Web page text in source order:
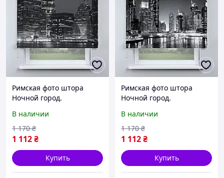
Римская фото штора
Ночной город.
В наличии
1 112₴
1 170 ₴
Купить
Римская фото штора
Ночной город.
15-10
В наличии
1 112₴
1 170 ₴
Купить